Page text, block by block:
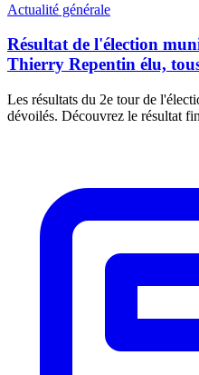
Actualité générale
Résultat de l'élection
Thierry Repentin élu,
Les résultats du 2e tour de
dévoilés. Découvrez le résultat